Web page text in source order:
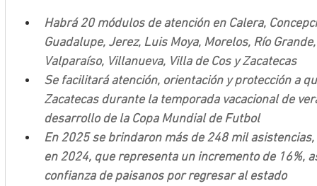
Habrá 20 módulos de atención en Calera,
Guadalupe, Jerez, Luis Moya, Morelos, Río
Valparaíso, Villanueva, Villa de Cos y Zacatecas
Se facilitará atención, orientación y protección a
Zacatecas durante la temporada vacacional de
desarrollo de la Copa Mundial de Futbol
En 2025 se brindaron más de 248 mil
en 2024, que representa un incremento de 16%,
confianza de paisanos por regresar al estado